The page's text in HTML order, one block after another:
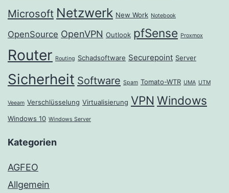
Microsoft Netzwerk New Work Notebook
OpenSource OpenVPN Outlook pfSense Proxmox
Router Routing Schadsoftware Securepoint Server
Sicherheit Software Spam Tomato-WTR UMA UTM
Veeam Verschlüsselung Virtualisierung VPN Windows
Windows 10 Windows Server
Kategorien
AGFEO
Allgemein